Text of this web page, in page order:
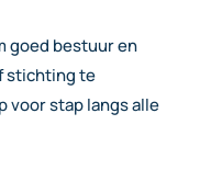
goed bestuur en
stichting te
voor stap langs alle